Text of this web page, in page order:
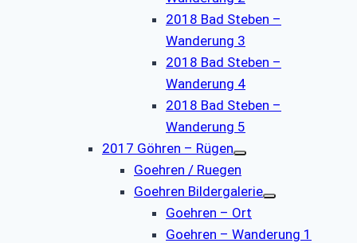
2018 Bad Steben –
Wanderung 3
2018 Bad Steben –
Wanderung 4
2018 Bad Steben –
Wanderung 5
2017 Göhren – Rügen
Goehren / Ruegen
Goehren Bildergalerie
Goehren – Ort
Goehren – Wanderung 1